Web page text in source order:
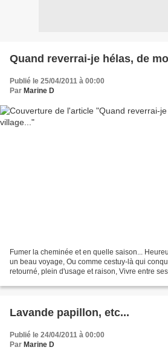
Quand reverrai-je hélas, de
Publié le 25/04/2011 à 00:00
Par Marine D
Fumer la cheminée et en quelle saison...
un beau voyage, Ou comme cestuy-là qui
retourné, plein d'usage et raison, Vivre entre
Lavande papillon, etc...
Publié le 24/04/2011 à 00:00
Par Marine D